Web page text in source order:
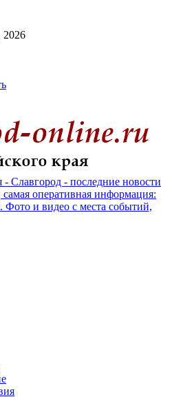
2026
Славгород - последние новости
самая оперативная информация:
Фото и видео с места событий,